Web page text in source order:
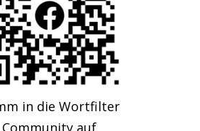
in die Wortfilter